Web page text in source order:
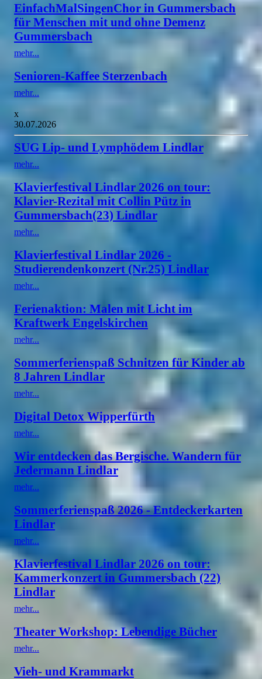
EinfachMalSingenChor in Gummersbach
für Menschen mit und ohne Demenz
Gummersbach
mehr...
Senioren-Kaffee Sterzenbach
mehr...
x
30.07.2026
SUG Lip- und Lymphödem Lindlar
mehr...
Klavierfestival Lindlar 2026 on tour:
Klavier-Rezital mit Collin Pütz in
Gummersbach(23) Lindlar
mehr...
Klavierfestival Lindlar 2026 -
Studierendenkonzert (Nr.25) Lindlar
mehr...
Ferienaktion: Malen mit Licht im
Kraftwerk Engelskirchen
mehr...
Sommerferienspaß Schnitzen für Kinder ab
8 Jahren Lindlar
mehr...
Digital Detox Wipperfürth
mehr...
Wir entdecken das Bergische. Wandern für
Jedermann Lindlar
mehr...
Sommerferienspaß 2026 - Entdeckerkarten
Lindlar
mehr...
Klavierfestival Lindlar 2026 on tour:
Kammerkonzert in Gummersbach (22)
Lindlar
mehr...
Theater Workshop: Lebendige Bücher
mehr...
Vieh- und Krammarkt